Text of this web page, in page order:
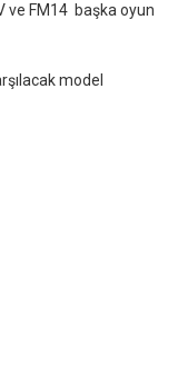
ve FM14 başka oyun
model